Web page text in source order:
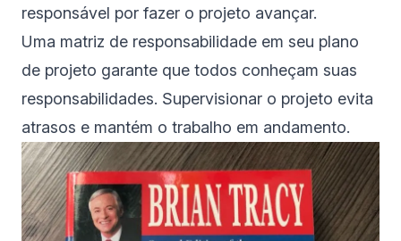
responsável por fazer o projeto avançar.
Uma matriz de responsabilidade em seu plano
de projeto garante que todos conheçam suas
responsabilidades. Supervisionar o projeto evita
atrasos e mantém o trabalho em andamento.